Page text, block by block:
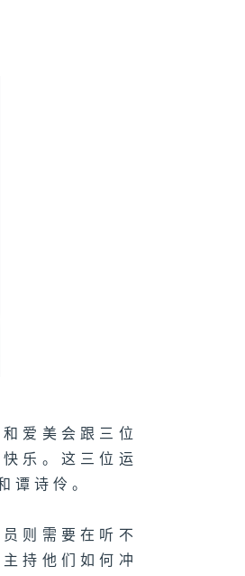
爱美会跟三位
乐。这三位运
谭诗伶。
则需要在听不
持他们如何冲